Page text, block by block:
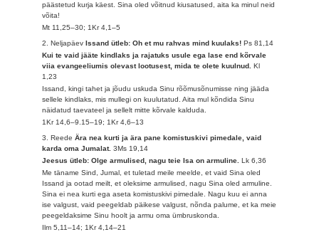
päästetud kurja käest. Sina oled võitnud kiusatused, aita ka minul neid
võita!
Mt 11,25–30; 1Kr 4,1–5
2. NeljapäevIssand ütleb: Oh et mu rahvas mind kuulaks!Ps 81,14
Kui te vaid jääte kindlaks ja rajatuks usule ega lase end kõrvale
viia evangeeliumis olevast lootusest, mida te olete kuulnud.Kl
1,23
Issand, kingi tahet ja jõudu uskuda Sinu rõõmusõnumisse ning jääda
sellele kindlaks, mis mullegi on kuulutatud. Aita mul kõndida Sinu
näidatud taevateel ja sellelt mitte kõrvale kalduda.
1Kr 14,6–9.15–19; 1Kr 4,6–13
3. ReedeÄra nea kurti ja ära pane komistuskivi pimedale, vaid
karda oma Jumalat.3Ms 19,14
Jeesus ütleb: Olge armulised, nagu teie Isa on armuline.Lk 6,36
Me täname Sind, Jumal, et tuletad meile meelde, et vaid Sina oled
Issand ja ootad meilt, et oleksime armulised, nagu Sina oled armuline.
Sina ei nea kurti ega aseta komistuskivi pimedale. Nagu kuu ei anna
ise valgust, vaid peegeldab päikese valgust, nõnda palume, et ka meie
peegeldaksime Sinu hoolt ja armu oma ümbruskonda.
Ilm 5,11–14; 1Kr 4,14–21